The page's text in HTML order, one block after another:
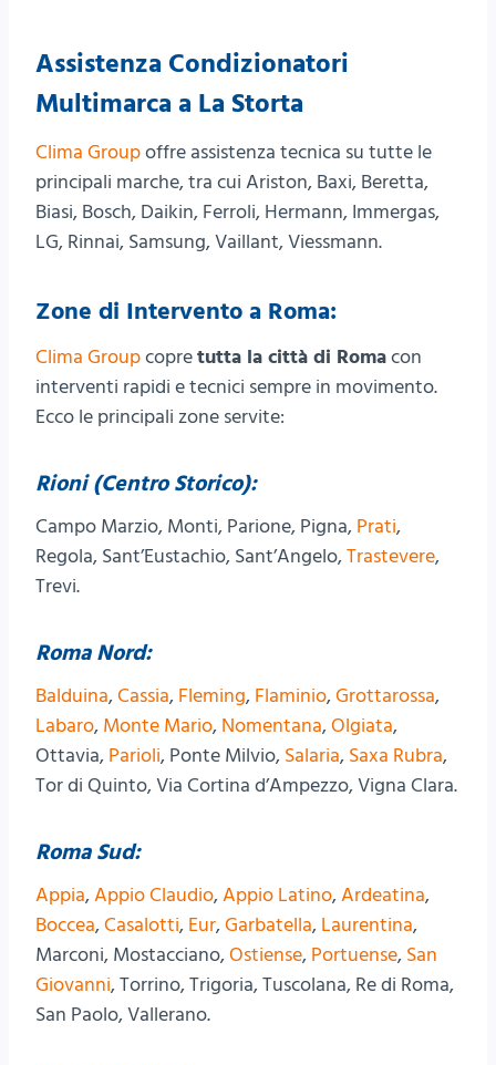
Assistenza Condizionatori
Multimarca a La Storta
Clima Groupoffre assistenza tecnica su tutte le
principali marche, tra cui Ariston, Baxi, Beretta,
Biasi, Bosch, Daikin, Ferroli, Hermann, Immergas,
LG, Rinnai, Samsung, Vaillant, Viessmann.
Zone di Intervento a Roma:
Clima Groupcopretutta la città di Romacon
interventi rapidi e tecnici sempre in movimento.
Ecco le principali zone servite:
Rioni (Centro Storico):
Campo Marzio, Monti, Parione, Pigna, Prati,
Regola, Sant’Eustachio, Sant’Angelo,Trastevere,
Trevi.
Roma Nord:
Balduina,Cassia, Fleming, Flaminio,Grottarossa,
Labaro, Monte Mario, Nomentana,Olgiata,
Ottavia, Parioli, Ponte Milvio, Salaria, Saxa Rubra,
Tor di Quinto, Via Cortina d’Ampezzo, Vigna Clara.
Roma Sud:
Appia,Appio Claudio,Appio Latino,Ardeatina,
Boccea,Casalotti, Eur,Garbatella, Laurentina,
Marconi, Mostacciano,Ostiense, Portuense, San
Giovanni, Torrino, Trigoria, Tuscolana, Re di Roma,
San Paolo, Vallerano.